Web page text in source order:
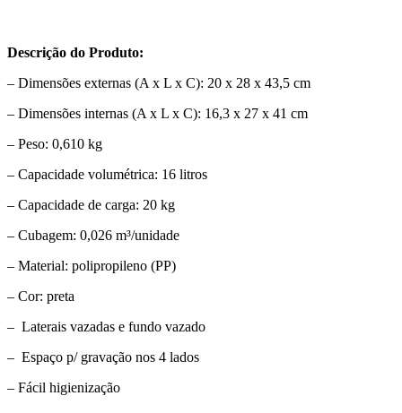
Descrição do Produto:
– Dimensões externas (A x L x C): 20 x 28 x 43,5 cm
– Dimensões internas (A x L x C): 16,3 x 27 x 41 cm
– Peso: 0,610 kg
– Capacidade volumétrica: 16 litros
– Capacidade de carga: 20 kg
– Cubagem: 0,026 m³/unidade
– Material: polipropileno (PP)
– Cor: preta
– Laterais vazadas e fundo vazado
– Espaço p/ gravação nos 4 lados
– Fácil higienização